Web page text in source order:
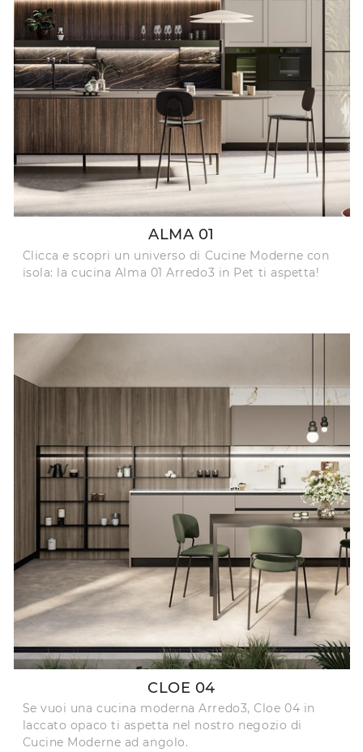
ALMA 01
Clicca e scopri un universo di Cucine Moderne con
isola: la cucina Alma 01 Arredo3 in Pet ti aspetta!
CLOE 04
Se vuoi una cucina moderna Arredo3, Cloe 04 in
laccato opaco ti aspetta nel nostro negozio di
Cucine Moderne ad angolo.